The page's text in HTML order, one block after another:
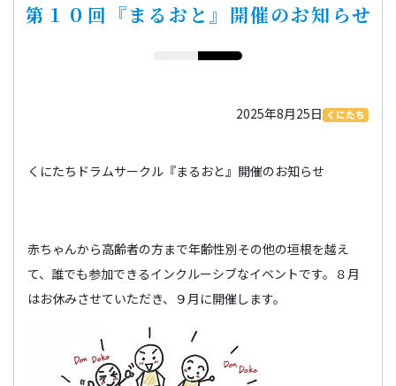
第１０回『まるおと』開催のお知らせ
2025年8月25日 くにたち
くにたちドラムサークル『まるおと』開催のお知らせ
赤ちゃんから高齢者の方まで年齢性別その他の垣根を越え
て、誰でも参加できるインクルーシブなイベントです。８月
はお休みさせていただき、９月に開催します。